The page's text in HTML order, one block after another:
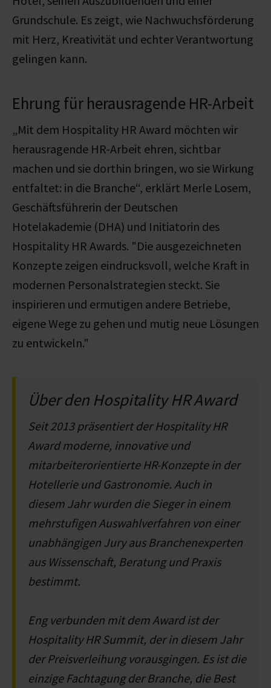
Grundschule. Es zeigt, wie Nachwuchsförderung
mit Herz, Kreativität und echter Verantwortung
gelingen kann.
Ehrung für herausragende HR-Arbeit
„Mit dem Hospitality HR Award möchten wir
herausragende HR-Arbeit ehren, sichtbar
machen und sie dorthin bringen, wo sie Wirkung
entfaltet: in die Branche“, erklärt Merle Losem,
Geschäftsführerin der Deutschen
Hotelakademie (DHA) und Initiatorin des
Hospitality HR Awards. "Die ausgezeichneten
Konzepte zeigen eindrucksvoll, welche Kraft in
modernen Personalstrategien steckt. Sie
inspirieren und ermutigen andere Betriebe,
eigene Wege zu gehen und mutig neue Lösungen
zu entwickeln."
Über den Hospitality HR Award
Seit 2013 präsentiert der Hospitality HR
Award moderne, innovative und
mitarbeiterorientierte HR-Konzepte in der
Hotellerie und Gastronomie. Auch in
diesem Jahr wurden die Sieger in einem
mehrstufigen Auswahlverfahren von einer
unabhängigen Jury aus Branchenexperten
aus Wissenschaft, Beratung und Praxis
bestimmt.
Eng verbunden mit dem Award ist der
Hospitality HR Summit, der in diesem Jahr
der Preisverleihung vorausgingen. Es ist die
einzige Fachtagung der Branche, die Best